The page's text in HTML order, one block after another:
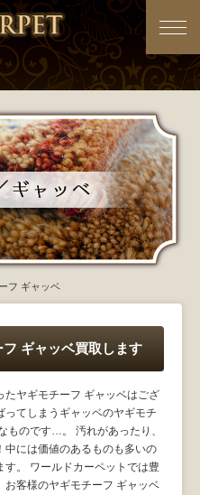
フ ギャッベ
ギャッベ買取します
たヤギモチーフ ギャッベはござ
てしまうギャッベのヤギモチ
ものです…。 汚れがあったり、
中には価値のあるものも多いの
。 ワールドカーペットでは豊
客様のヤギモチーフ ギャッベ